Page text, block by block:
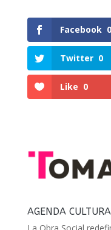
Facebook 0
Twitter 0
Like 0
AGENDA